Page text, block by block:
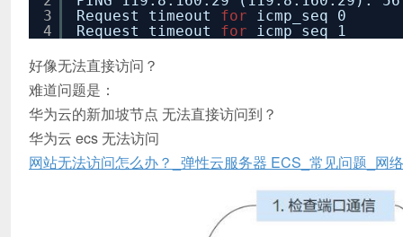
3
4
Request timeout for
icmp_seq 0
Request timeout for icmp_seq 1
好像无法直接访问？
难道问题是：
华为云的新加坡节点 无法直接访问到？
华为云 ecs 无法访问
网站无法访问怎么办？_弹性云服务器 ECS_常见问题_网